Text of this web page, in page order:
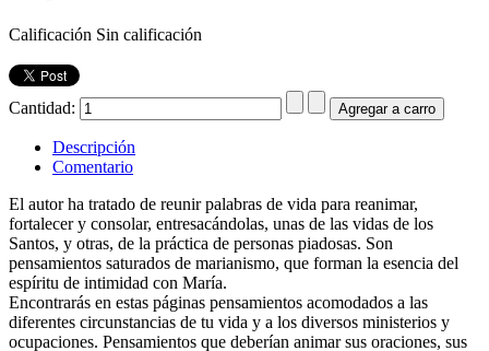
Calificación Sin calificación
Cantidad:
Descripción
Comentario
El autor ha tratado de reunir palabras de vida para reanimar,
fortalecer y consolar, entresacándolas, unas de las vidas de los
Santos, y otras, de la práctica de personas piadosas. Son
pensamientos saturados de marianismo, que forman la esencia del
espíritu de intimidad con María.
Encontrarás en estas páginas pensamientos acomodados a las
diferentes circunstancias de tu vida y a los diversos ministerios y
ocupaciones. Pensamientos que deberían animar sus oraciones, sus